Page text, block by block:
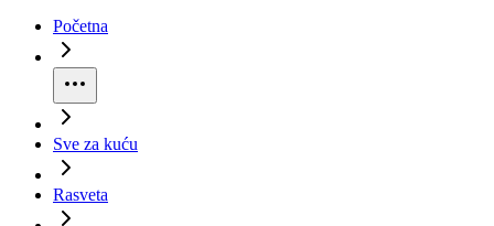
Početna
Sve za kuću
Rasveta